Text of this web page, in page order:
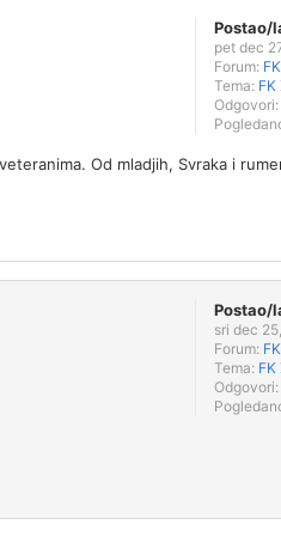
Postao/
pet dec
Forum:
Tema:
Odgovori:
Od mladjih, Svraka i
Postao/
sri dec
Forum:
Tema:
Odgovori: